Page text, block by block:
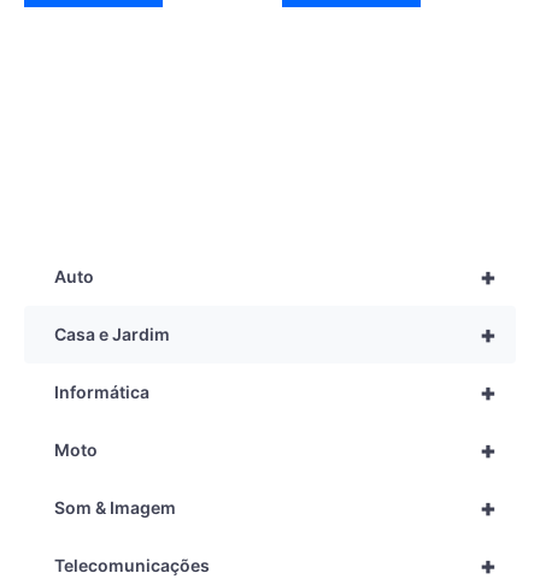
+
Auto
+
Casa e Jardim
+
Informática
+
Moto
+
Som & Imagem
+
Telecomunicações